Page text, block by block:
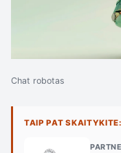
Chat robotas
TAIP PAT SKAITYKITE: